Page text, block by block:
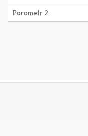
Parametr 2